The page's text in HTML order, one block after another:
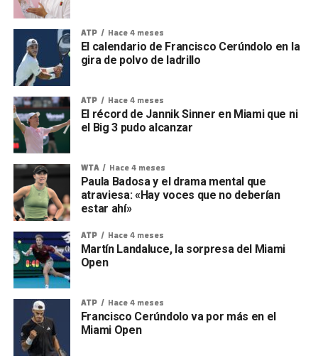
ATP Hace 4 meses
El calendario de Francisco Cerúndolo en la
gira de polvo de ladrillo
ATP Hace 4 meses
El récord de Jannik Sinner en Miami que ni
el Big 3 pudo alcanzar
WTA Hace 4 meses
Paula Badosa y el drama mental que
atraviesa: «Hay voces que no deberían
estar ahí»
ATP Hace 4 meses
Martín Landaluce, la sorpresa del Miami
Open
ATP Hace 4 meses
Francisco Cerúndolo va por más en el
Miami Open